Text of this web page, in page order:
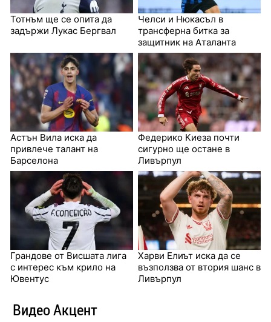
Тотнъм ще се опита да
задържи Лукас Бергвал
Челси и Нюкасъл в
трансферна битка за
защитник на Аталанта
Астън Вила иска да
привлече талант на
Барселона
Федерико Киеза почти
сигурно ще остане в
Ливърпул
Грандове от Висшата лига
с интерес към крило на
Ювентус
Харви Елиът иска да се
възползва от втория шанс в
Ливърпул
Видео Акцент